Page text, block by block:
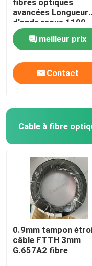
avancées Longueur
d'onde reçue 1100-
1600nm 1550nm
CTB≥65dB Plaineté
bande ±1dB 47-
MHz
meilleur prix
Contact
Cable à fibre
0.9mm tampon
câble FTTH 3mm
G.657A2 fibre